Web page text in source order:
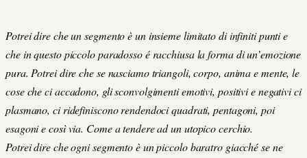
Potrei dire che un segmento è un insieme limitato di infiniti punti e
che in questo piccolo paradosso é racchiusa la forma di un’emozione
pura. Potrei dire che se nasciamo triangoli, corpo, anima e mente, le
cose che ci accadono, gli sconvolgimenti emotivi, positivi e negativi ci
plasmano, ci ridefiniscono rendendoci quadrati, pentagoni, poi
esagoni e così via. Come a tendere ad un utopico cerchio.
Potrei dire che ogni segmento è un piccolo baratro giacché se ne